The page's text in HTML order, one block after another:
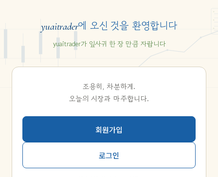
yuaitrader에 오신 것을 환영합니다
yuaitrader가 잎사귀 한 장 만큼 자랍니다
조용히, 차분하게.
오늘의 시장과 마주합니다.
회원가입
로그인